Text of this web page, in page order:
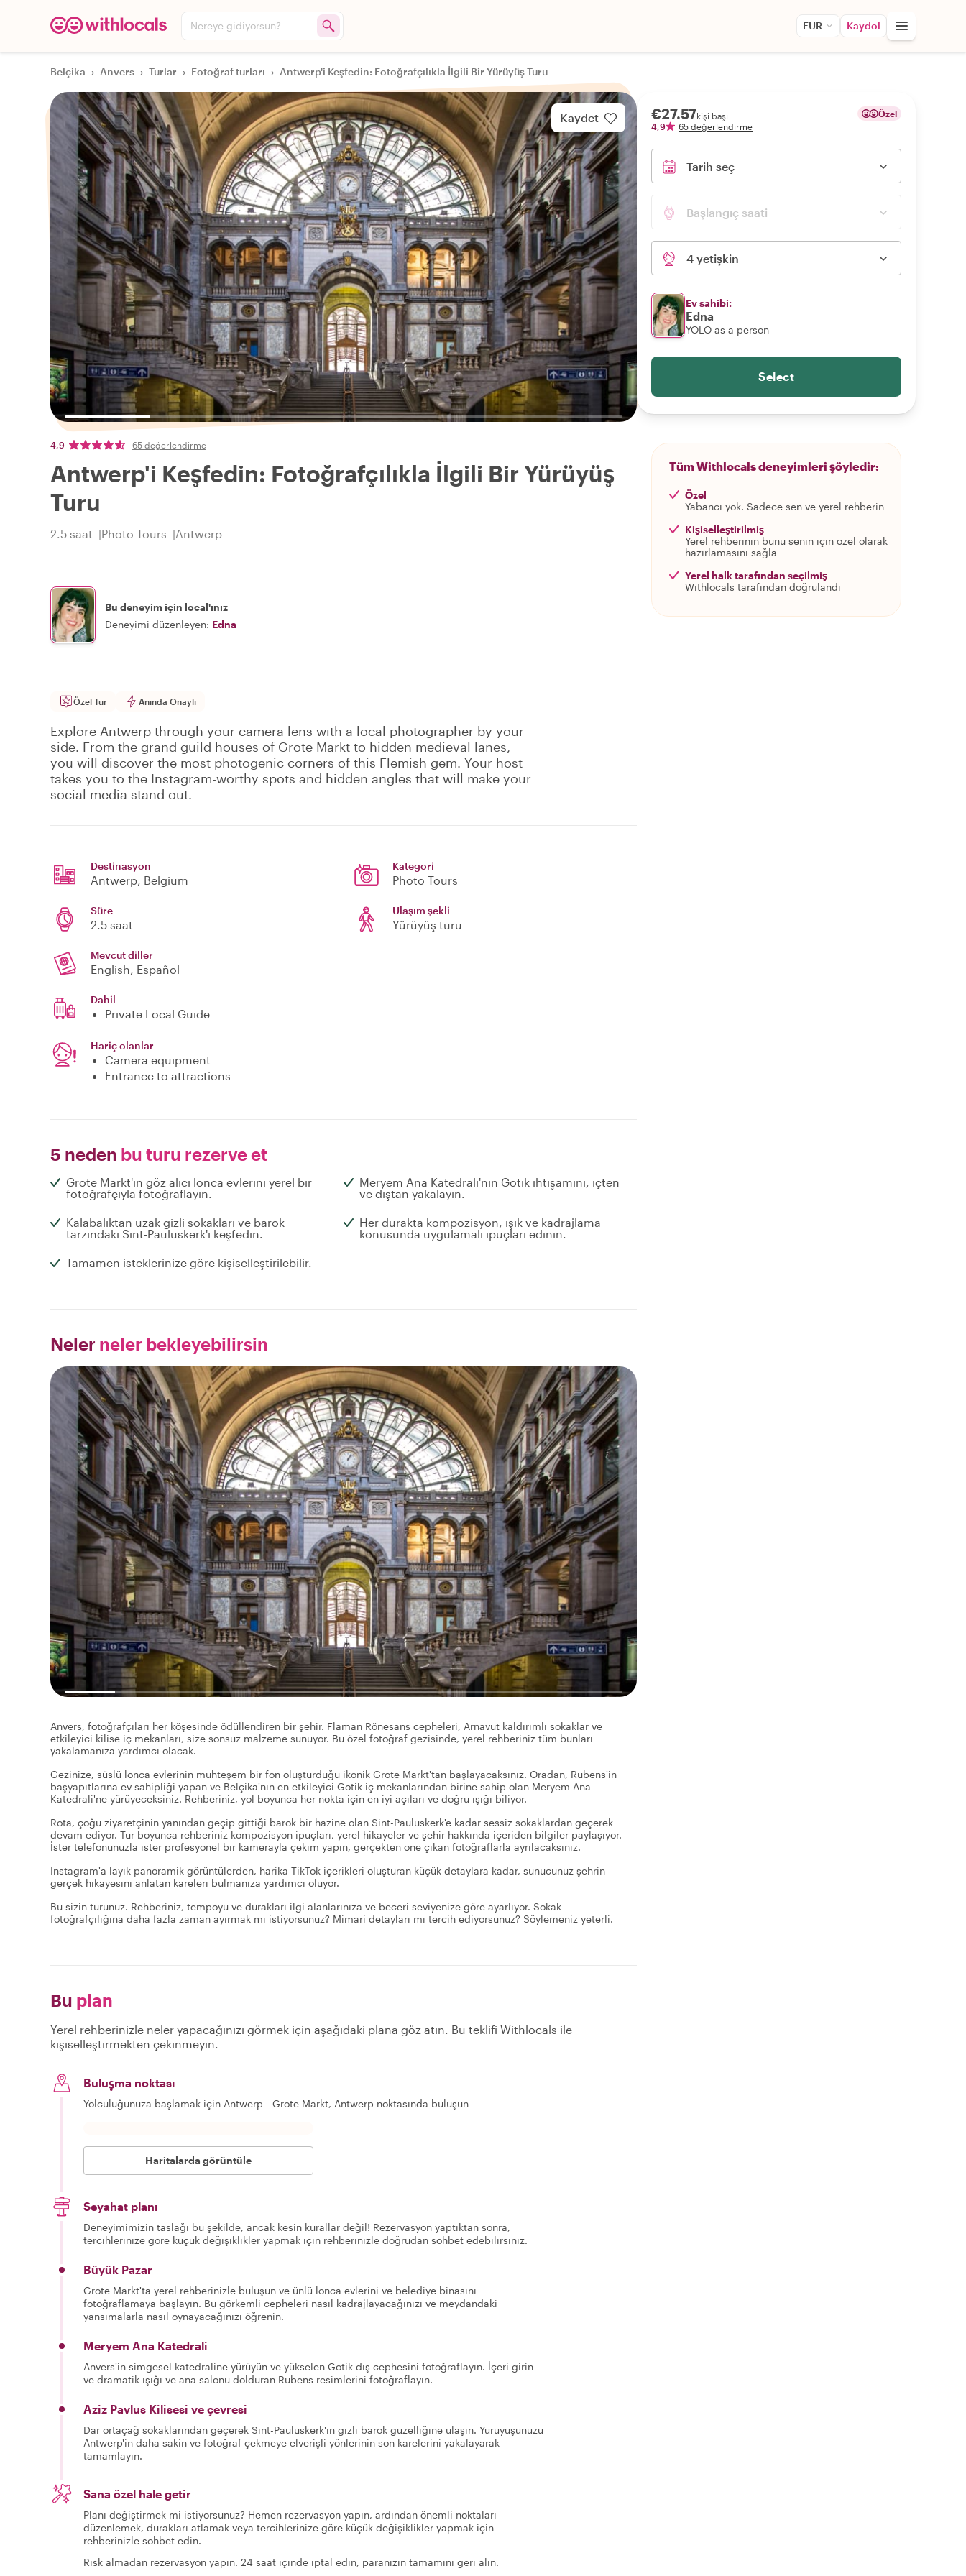
Nereye gidiyorsun? EUR Kaydol
Belçika › Anvers › Turlar › Fotoğraf turları › Antwerp'i Keşfedin: Fotoğrafçılıkla İlgili Bir Yürüyüş Turu
Kaydet
4,9 65 değerlendirme
Antwerp'i Keşfedin: Fotoğrafçılıkla İlgili Bir Yürüyüş
Turu
2.5 saat Photo Tours Antwerp
Bu deneyim için local'ınız
Deneyimi düzenleyen: Edna
Özel Tur Anında Onaylı
Explore Antwerp through your camera lens with a local photographer by your
side. From the grand guild houses of Grote Markt to hidden medieval lanes,
you will discover the most photogenic corners of this Flemish gem. Your host
takes you to the Instagram-worthy spots and hidden angles that will make your
social media stand out.
Destinasyon
Antwerp, Belgium
Kategori
Photo Tours
Süre
2.5 saat
Ulaşım şekli
Yürüyüş turu
Mevcut diller
English, Español
Dahil
Private Local Guide
Hariç olanlar
Camera equipment
Entrance to attractions
5 neden bu turu rezerve et
Grote Markt'ın göz alıcı lonca evlerini yerel bir
fotoğrafçıyla fotoğraflayın.
Meryem Ana Katedrali'nin Gotik ihtişamını, içten
ve dıştan yakalayın.
Kalabalıktan uzak gizli sokakları ve barok
tarzındaki Sint-Pauluskerk'i keşfedin.
Her durakta kompozisyon, ışık ve kadrajlama
konusunda uygulamalı ipuçları edinin.
Tamamen isteklerinize göre kişiselleştirilebilir.
Neler neler bekleyebilirsin
Anvers, fotoğrafçıları her köşesinde ödüllendiren bir şehir. Flaman Rönesans cepheleri, Arnavut kaldırımlı sokaklar ve
etkileyici kilise iç mekanları, size sonsuz malzeme sunuyor. Bu özel fotoğraf gezisinde, yerel rehberiniz tüm bunları
yakalamanıza yardımcı olacak.
Gezinize, süslü lonca evlerinin muhteşem bir fon oluşturduğu ikonik Grote Markt'tan başlayacaksınız. Oradan, Rubens'in
başyapıtlarına ev sahipliği yapan ve Belçika'nın en etkileyici Gotik iç mekanlarından birine sahip olan Meryem Ana
Katedrali'ne yürüyeceksiniz. Rehberiniz, yol boyunca her nokta için en iyi açıları ve doğru ışığı biliyor.
Rota, çoğu ziyaretçinin yanından geçip gittiği barok bir hazine olan Sint-Pauluskerk'e kadar sessiz sokaklardan geçerek
devam ediyor. Tur boyunca rehberiniz kompozisyon ipuçları, yerel hikayeler ve şehir hakkında içeriden bilgiler paylaşıyor.
İster telefonunuzla ister profesyonel bir kamerayla çekim yapın, gerçekten öne çıkan fotoğraflarla ayrılacaksınız.
Instagram'a layık panoramik görüntülerden, harika TikTok içerikleri oluşturan küçük detaylara kadar, sunucunuz şehrin
gerçek hikayesini anlatan kareleri bulmanıza yardımcı oluyor.
Bu sizin turunuz. Rehberiniz, tempoyu ve durakları ilgi alanlarınıza ve beceri seviyenize göre ayarlıyor. Sokak
fotoğrafçılığına daha fazla zaman ayırmak mı istiyorsunuz? Mimari detayları mı tercih ediyorsunuz? Söylemeniz yeterli.
Bu plan
Yerel rehberinizle neler yapacağınızı görmek için aşağıdaki plana göz atın. Bu teklifi Withlocals ile
kişiselleştirmekten çekinmeyin.
Buluşma noktası
Yolculuğunuza başlamak için Antwerp - Grote Markt, Antwerp noktasında buluşun
Haritalarda görüntüle
Seyahat planı
Deneyimimizin taslağı bu şekilde, ancak kesin kurallar değil! Rezervasyon yaptıktan sonra,
tercihlerinize göre küçük değişiklikler yapmak için rehberinizle doğrudan sohbet edebilirsiniz.
Büyük Pazar
Grote Markt'ta yerel rehberinizle buluşun ve ünlü lonca evlerini ve belediye binasını
fotoğraflamaya başlayın. Bu görkemli cepheleri nasıl kadrajlayacağınızı ve meydandaki
yansımalarla nasıl oynayacağınızı öğrenin.
Meryem Ana Katedrali
Anvers'in simgesel katedraline yürüyün ve yükselen Gotik dış cephesini fotoğraflayın. İçeri girin
ve dramatik ışığı ve ana salonu dolduran Rubens resimlerini fotoğraflayın.
Aziz Pavlus Kilisesi ve çevresi
Dar ortaçağ sokaklarından geçerek Sint-Pauluskerk'in gizli barok güzelliğine ulaşın. Yürüyüşünüzü
Antwerp'in daha sakin ve fotoğraf çekmeye elverişli yönlerinin son karelerini yakalayarak
tamamlayın.
Sana özel hale getir
Planı değiştirmek mi istiyorsunuz? Hemen rezervasyon yapın, ardından önemli noktaları
düzenlemek, durakları atlamak veya tercihlerinize göre küçük değişiklikler yapmak için
rehberinizle sohbet edin.
Risk almadan rezervasyon yapın. 24 saat içinde iptal edin, paranızın tamamını geri alın.
€27.57kişi başı
4,9
65 değerlendirme
Özel
Tarih seç
Başlangıç saati
4 yetişkin
Ev sahibi:
Edna
YOLO as a person
Select
Tüm Withlocals deneyimleri şöyledir:
Özel
Yabancı yok. Sadece sen ve yerel rehberin
Kişiselleştirilmiş
Yerel rehberinin bunu senin için özel olarak
hazırlamasını sağla
Yerel halk tarafından seçilmiş
Withlocals tarafından doğrulandı